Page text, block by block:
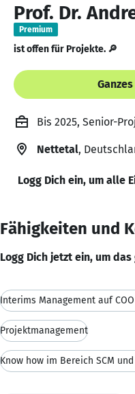
Prof. Dr.
Premium
ist offen für Projekte. 🔎
Bis 2025, Senior-
Nettetal,
Logg Dich ein, um alle
Fähigkeiten und
Logg Dich jetzt ein, um
Projektmanagement